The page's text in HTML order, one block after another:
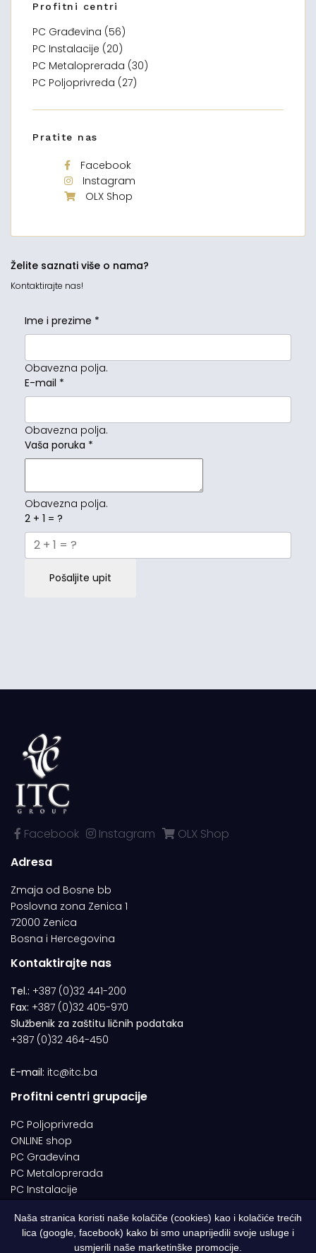
Profitni centri
PC Građevina (56)
PC Instalacije (20)
PC Metaloprerada (30)
PC Poljoprivreda (27)
Pratite nas
Facebook
Instagram
OLX Shop
Želite saznati više o nama?
Kontaktirajte nas!
Ime i prezime *
Obavezna polja.
E-mail *
Obavezna polja.
Vaša poruka *
Obavezna polja.
2 + 1 = ?
Pošaljite upit
Facebook Instagram
OLX Shop
Adresa
Zmaja od Bosne bb
Poslovna zona Zenica 1
72000 Zenica
Bosna i Hercegovina
Kontaktirajte nas
Tel.: +387 (0)32 441-200
Fax: +387 (0)32 405-970
Službenik za zaštitu ličnih podataka
+387 (0)32 464-450
E-mail: itc@itc.ba
Profitni centri grupacije
PC Poljoprivreda
ONLINE shop
PC Građevina
PC Metaloprerada
PC Instalacije
© 1994-2026 | ITC d.o.o. Zenica. Sva prava pridržana | Designed by
Naša stranica koristi naše kolačiče (cookies) kao i kolačiće trećih
lica (google, facebook) kako bi smo unaprijedili svoje usluge i
usmjerili naše marketinške promocije.